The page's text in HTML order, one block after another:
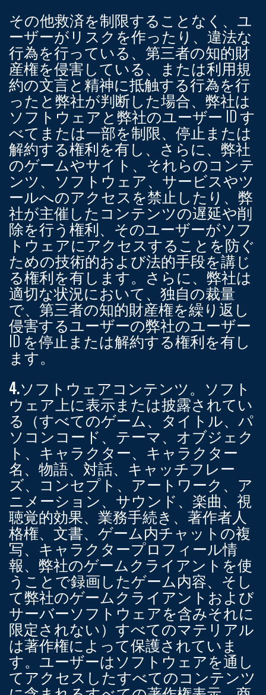
その他救済を制限することなく、ユ
ーザーがリスクを作ったり、違法な
行為を行っている、第三者の知的財
産権を侵害している、または利用規
約の文言と精神に抵触する行為を行
ったと弊社が判断した場合、弊社は
ソフトウェアと弊社のユーザー ID す
べてまたは一部を制限、停止または
解約する権利を有し、さらに、弊社
のゲームやサイト、それらのコンテ
ンツ、ソフトウェア、サービスやツ
ールへのアクセスを禁止したり、弊
社が主催したコンテンツの遅延や削
除を行う権利、そのユーザーがソフ
トウェアにアクセスすることを防ぐ
ための技術的および法的手段を講じ
る権利を有します。さらに、弊社は
適切な状況において、独自の裁量
で、第三者の知的財産権を繰り返し
侵害するユーザーの弊社のユーザー
ID を停止または解約する権利を有し
ます。
4.ソフトウェアコンテンツ。 ソフト
ウェア上に表示または披露されてい
る（すべてのゲーム、タイトル、パ
ソコンコード、テーマ、オブジェク
ト、キャラクター、キャラクター
名、物語、対話、キャッチフレー
ズ、コンセプト、アートワーク、ア
ニメーション、サウンド、楽曲、視
聴覚的効果、業務手続き、著作者人
格権、文書、ゲーム内チャットの複
写、キャラクタープロフィール情
報、弊社のゲームクライアントを使
うことで録画したゲーム内容、そし
て弊社のゲームクライアントおよび
サーバーソフトウェアを含みそれに
限定されない）すべてのマテリアル
は著作権によって保護されていま
す。ユーザーはソフトウェアを通し
てアクセスしたすべてのコンテンツ